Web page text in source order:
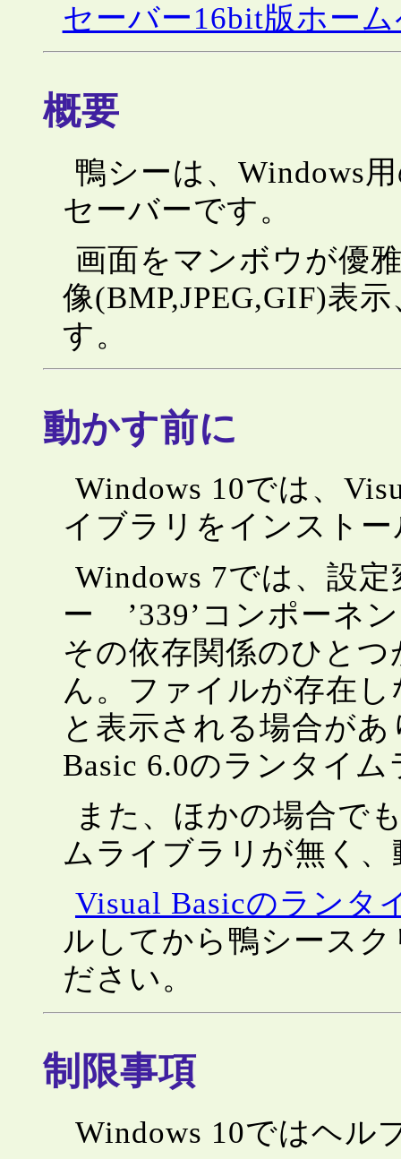
セーバー16bit版ホー
概要
鴨シーは、Windows
セーバーです。
画面をマンボウが優
像(BMP,JPEG,GIF)表
す。
動かす前に
Windows 10では、
イブラリをインスト
Windows 7では、設
ー ’339’コンポーネ
その依存関係のひと
ん。ファイルが存在
と表示される場合が
Basic 6.0のランタイ
また、ほかの場合で
ムライブラリが無く
Visual Basicのランタ
ルしてから鴨シース
ださい。
制限事項
Windows 10ではヘル